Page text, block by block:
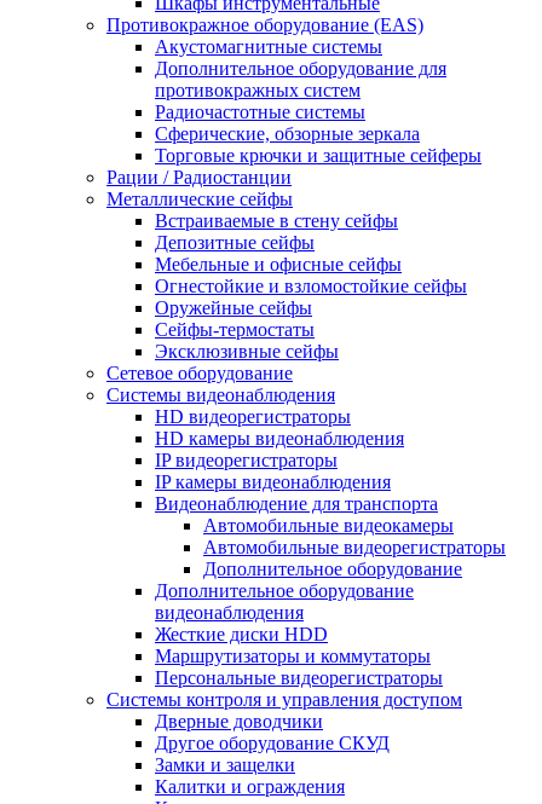
Противокражное оборудование (EAS)
Акустомагнитные системы
Дополнительное оборудование для
противокражных систем
Радиочастотные системы
Сферические, обзорные зеркала
Торговые крючки и защитные сейферы
Рации / Радиостанции
Металлические сейфы
Встраиваемые в стену сейфы
Депозитные сейфы
Мебельные и офисные сейфы
Огнестойкие и взломостойкие сейфы
Оружейные сейфы
Сейфы-термостаты
Эксклюзивные сейфы
Сетевое оборудование
Системы видеонаблюдения
HD видеорегистраторы
HD камеры видеонаблюдения
IP видеорегистраторы
IP камеры видеонаблюдения
Видеонаблюдение для транспорта
Автомобильные видеокамеры
Автомобильные видеорегистраторы
Дополнительное оборудование
Дополнительное оборудование
видеонаблюдения
Жесткие диски HDD
Маршрутизаторы и коммутаторы
Персональные видеорегистраторы
Системы контроля и управления доступом
Дверные доводчики
Другое оборудование СКУД
Замки и защелки
Калитки и ограждения